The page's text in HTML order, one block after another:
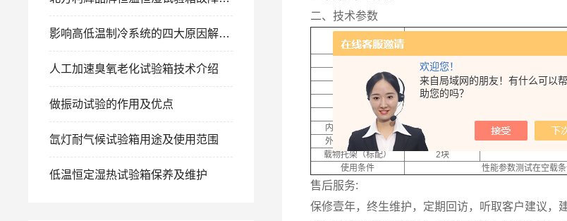
欢迎您！
来自局域网的朋友！有什么可以帮
助您的吗？
二、技术参数
产品型号
控温范围
+5℃～65℃
控湿范围
无
温度分辨率
定时范围
内胆尺寸（mm）
400×400×500 500×500×600
外胆尺寸（mm）
550×550×800 650×640×950
载物托架（标配）
2块
使用条件
性能参数测试在空载
售后服务:
保修壹年，终生维护，定期回访，听取客户建议，
影响高低温制冷系统的四大原因解决方案
人工加速臭氧老化试验箱技术介绍
做振动试验的作用及优点
氙灯耐气候试验箱用途及使用范围
低温恒定湿热试验箱保养及维护